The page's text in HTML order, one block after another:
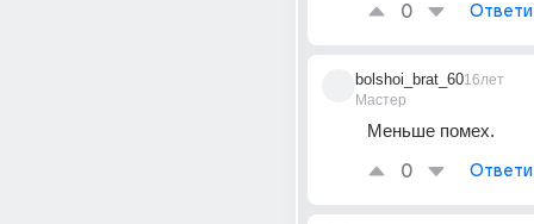
0
bolshoi_brat_60
Мастер
16лет
Меньше помех.
0